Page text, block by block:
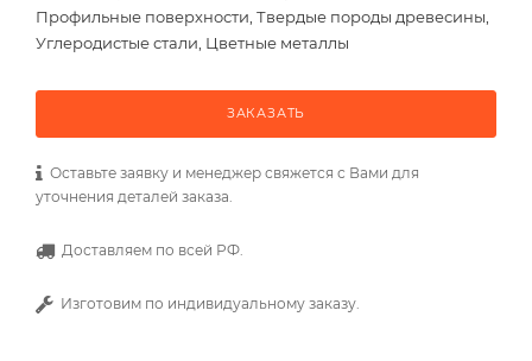
Профильные поверхности, Твердые породы древесины,
Углеродистые стали, Цветные металлы
ЗАКАЗАТЬ
Оставьте заявку и менеджер свяжется с Вами для
уточнения деталей заказа.
Доставляем по всей РФ.
Изготовим по индивидуальному заказу.